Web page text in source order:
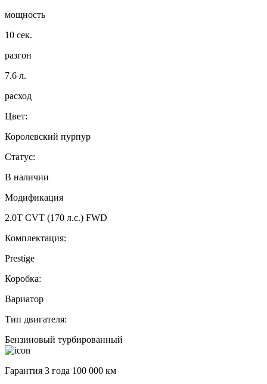
мощность
10 сек.
разгон
7.6 л.
расход
Цвет:
Королевский пурпур
Статус:
В наличии
Модификация
2.0T CVT (170 л.с.) FWD
Комплектация:
Prestige
Коробка:
Вариатор
Тип двигателя:
Бензиновый турбированный
Гарантия 3 года 100 000 км